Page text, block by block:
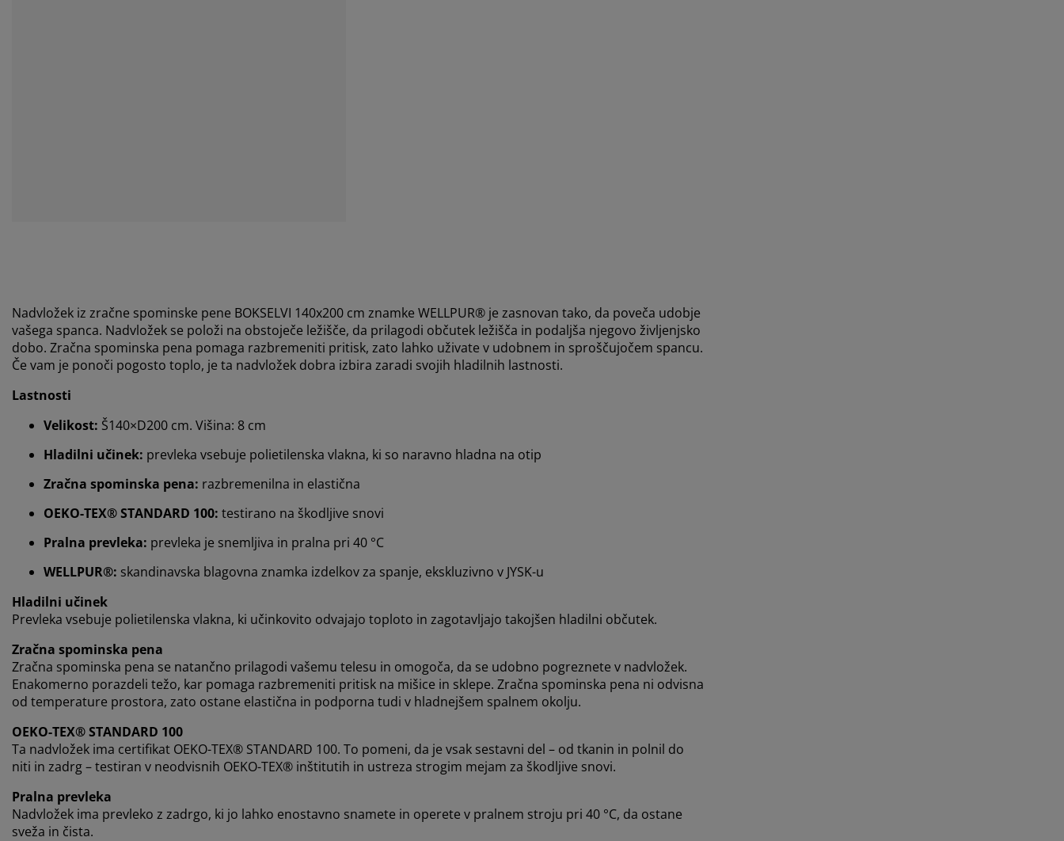
Nadvložek iz zračne spominske pene BOKSELVI 140x200 cm znamke WELLPUR® je zasnovan tako, da poveča udobje
vašega spanca. Nadvložek se položi na obstoječe ležišče, da prilagodi občutek ležišča in podaljša njegovo življenjsko
dobo. Zračna spominska pena pomaga razbremeniti pritisk, zato lahko uživate v udobnem in sproščujočem spancu.
Če vam je ponoči pogosto toplo, je ta nadvložek dobra izbira zaradi svojih hladilnih lastnosti.
Lastnosti
Velikost: Š140×D200 cm. Višina: 8 cm
Hladilni učinek: prevleka vsebuje polietilenska vlakna, ki so naravno hladna na otip
Zračna spominska pena: razbremenilna in elastična
OEKO-TEX® STANDARD 100: testirano na škodljive snovi
Pralna prevleka: prevleka je snemljiva in pralna pri 40 °C
WELLPUR®: skandinavska blagovna znamka izdelkov za spanje, ekskluzivno v JYSK-u
Hladilni učinek
Prevleka vsebuje polietilenska vlakna, ki učinkovito odvajajo toploto in zagotavljajo takojšen hladilni občutek.
Zračna spominska pena
Zračna spominska pena se natančno prilagodi vašemu telesu in omogoča, da se udobno pogreznete v nadvložek.
Enakomerno porazdeli težo, kar pomaga razbremeniti pritisk na mišice in sklepe. Zračna spominska pena ni odvisna
od temperature prostora, zato ostane elastična in podporna tudi v hladnejšem spalnem okolju.
OEKO-TEX® STANDARD 100
Ta nadvložek ima certifikat OEKO-TEX® STANDARD 100. To pomeni, da je vsak sestavni del – od tkanin in polnil do
niti in zadrg – testiran v neodvisnih OEKO-TEX® inštitutih in ustreza strogim mejam za škodljive snovi.
Pralna prevleka
Nadvložek ima prevleko z zadrgo, ki jo lahko enostavno snamete in operete v pralnem stroju pri 40 °C, da ostane
sveža in čista.